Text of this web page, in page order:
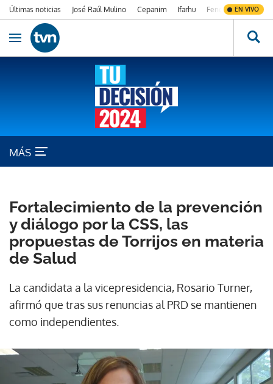
Últimas noticias José Raúl Mulino Cepanim Ifarhu Fenómeno de El
EN VIVO
Ir al contenido
Obrir navegació
MÁS
Fortalecimiento de la prevención
y diálogo por la CSS, las
propuestas de Torrijos en materia
de Salud
La candidata a la vicepresidencia, Rosario Turner,
afirmó que tras sus renuncias al PRD se mantienen
como independientes.